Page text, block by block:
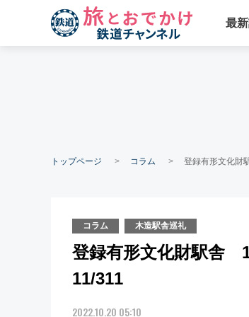
最
トップページ コラム 登録有形文化財
コラム 木造駅舎巡礼
登録有形文化財駅舎
11/311
2022.10.20 05:10